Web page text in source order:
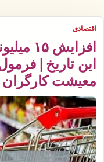
اقتصادی
این تاریخ |
معیشت کارگران